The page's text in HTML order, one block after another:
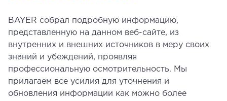
BAYER собрал подробную информацию,
представленную на данном веб-сайте, из
внутренних и внешних источников в меру своих
знаний и убеждений, проявляя
профессиональную осмотрительность. Мы
прилагаем все усилия для уточнения и
обновления информации как можно более